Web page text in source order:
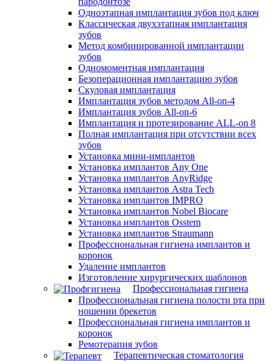
Одноэтапная имплантация зубов под ключ
Классическая двухэтапная имплантация
зубов
Метод комбинированной имплантации
зубов
Одномоментная имплантация
Безоперационная имплантацию зубов
Скуловая имплантация
Имплантация зубов методом All-on-4
Имплантация зубов All-on-6
Имплантация и протезирование ALL-on 8
Полная имплантация при отсутствии всех
зубов
Установка мини-имплантов
Установка имплантов Any One
Установка имплантов AnyRidge
Установка имплантов Astra Tech
Установка имплантов IMPRO
Установка имплантов Nobel Biocare
Установка имплантов Osstem
Установка имплантов Straumann
Профессиональная гигиена имплантов и
коронок
Удаление имплантов
Изготовление хирургических шаблонов
Профессиональная гигиена
Профессиональная гигиена полости рта при
ношении брекетов
Профессиональная гигиена имплантов и
коронок
Ремотерапия зубов
Терапевтическая стоматология